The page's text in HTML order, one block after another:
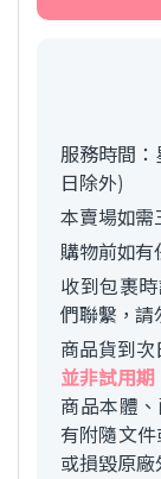
服務時間
日除外)
本賣場如需
購物前如有
收到包裹
們聯繫，請
商品貨到
並非試用
商品本體
有附隨文
或損毀原